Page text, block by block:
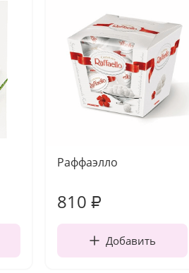
Раффаэлло
810 ₽
Добавить